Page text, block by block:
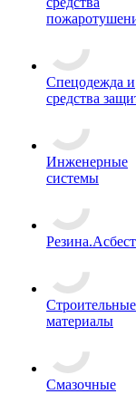
Спецодежда и
средства
Инженерные
системы
Резина.Асбест
Строительные
материалы
Смазочные